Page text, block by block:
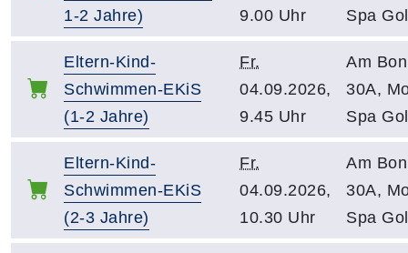
1-2 Jahre)
9.00 Uhr
Spa
Eltern-Kind-
Schwimmen-EKiS
(1-2 Jahre)
Fr.
04.09.2026,
9.45 Uhr
Am
30A,
Spa
Eltern-Kind-
Schwimmen-EKiS
(2-3 Jahre)
Fr.
04.09.2026,
10.30 Uhr
Am
30A,
Spa